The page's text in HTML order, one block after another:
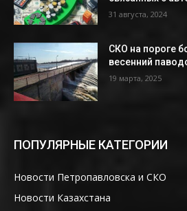
31 августа, 2024
СКО на пороге
весенний
19 марта, 2025
ПОПУЛЯРНЫЕ КАТЕГОРИИ
Новости Петропавловска и СКО
Новости Казахстана